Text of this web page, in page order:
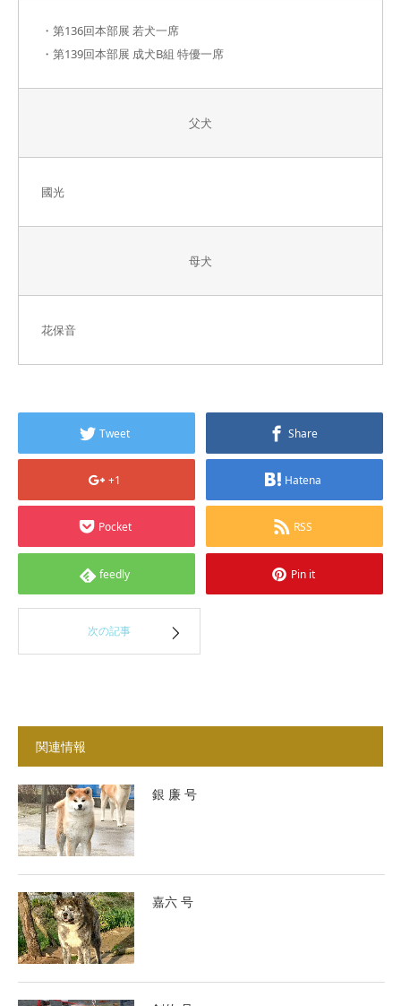
・第136回本部展 若犬一席
・第139回本部展 成犬B組 特優一席
父犬
國光
母犬
花保音
Tweet Share
+1 Hatena
Pocket RSS
feedly Pin it
次の記事
関連情報
銀 廉 号
嘉六 号